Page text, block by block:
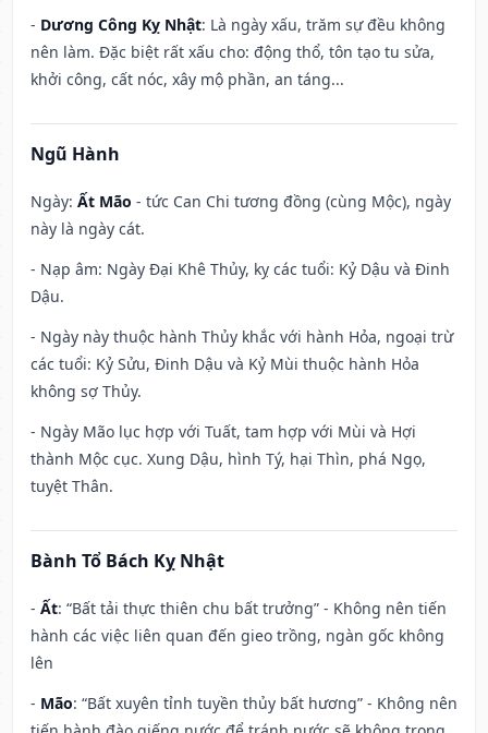
- Dương Công Kỵ Nhật: Là ngày xấu, trăm sự đều không
nên làm. Đặc biệt rất xấu cho: động thổ, tôn tạo tu sửa,
khởi công, cất nóc, xây mộ phần, an táng...
Ngũ Hành
Ngày: Ất Mão - tức Can Chi tương đồng (cùng Mộc), ngày
này là ngày cát.
- Nạp âm: Ngày Đại Khê Thủy, kỵ các tuổi: Kỷ Dậu và Đinh
Dậu.
- Ngày này thuộc hành Thủy khắc với hành Hỏa, ngoại trừ
các tuổi: Kỷ Sửu, Đinh Dậu và Kỷ Mùi thuộc hành Hỏa
không sợ Thủy.
- Ngày Mão lục hợp với Tuất, tam hợp với Mùi và Hợi
thành Mộc cục. Xung Dậu, hình Tý, hại Thìn, phá Ngọ,
tuyệt Thân.
Bành Tổ Bách Kỵ Nhật
- Ất: “Bất tải thực thiên chu bất trưởng” - Không nên tiến
hành các việc liên quan đến gieo trồng, ngàn gốc không
lên
- Mão: “Bất xuyên tỉnh tuyền thủy bất hương” - Không nên